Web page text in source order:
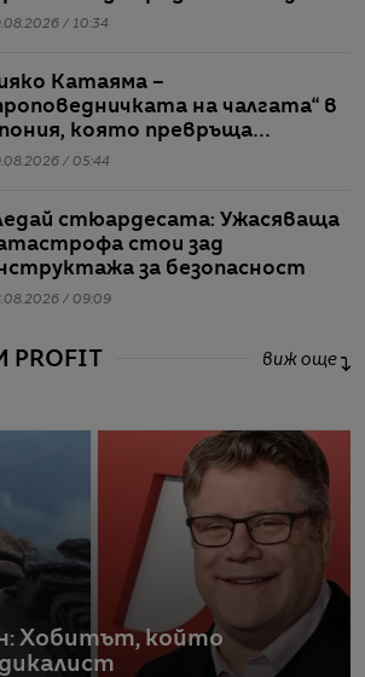
/ 10:34
Катаяма –
на чалгата“ в
която превръща
попфолк в клубна
/ 05:44
стюардесата: Ужасяваща
стои зад
за безопасност
/ 09:09
виж още
Хобитът, който